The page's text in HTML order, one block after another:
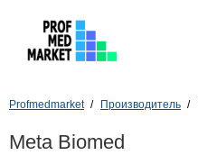
Profmedmarket Производитель
Meta Biomed